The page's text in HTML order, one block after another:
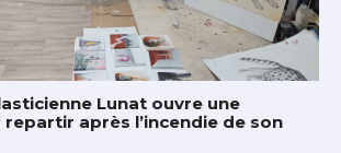
Lunat ouvre une
après l’incendie de son